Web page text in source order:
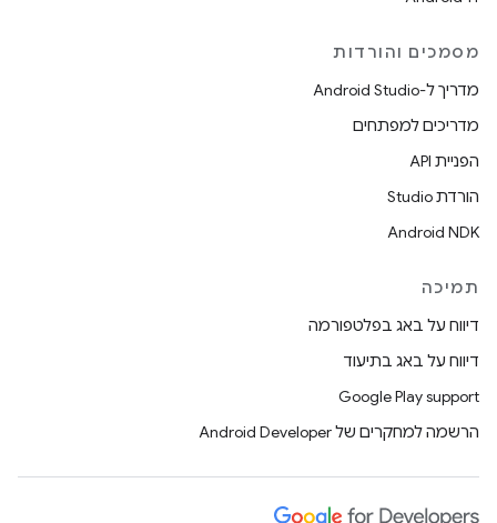
מסמכים והורדות
מדריך ל-Android Studio
מדריכים למפתחים
הפניית API
הורדת Studio
Android NDK
תמיכה
דיווח על באג בפלטפורמה
דיווח על באג בתיעוד
Google Play support
הרשמה למחקרים של Android Developer